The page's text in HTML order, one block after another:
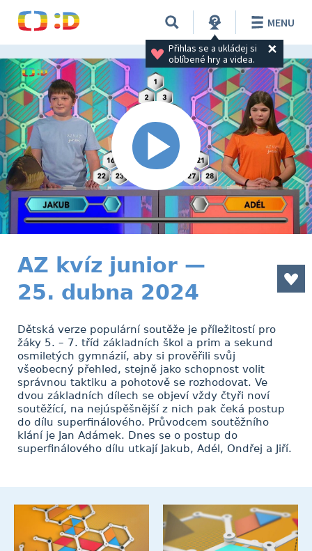
Přihlas se a ukládej si
oblíbené hry a videa.
MENU
AZ kvíz junior —
25. dubna 2024
Dětská verze populární soutěže je příležitostí pro
žáky 5. – 7. tříd základních škol a prim a sekund
osmiletých gymnázií, aby si prověřili svůj
všeobecný přehled, stejně jako schopnost volit
správnou taktiku a pohotově se rozhodovat. Ve
dvou základních dílech se objeví vždy čtyři noví
soutěžící, na nejúspěšnější z nich pak čeká postup
do dílu superfinálového. Průvodcem soutěžního
klání je Jan Adámek. Dnes se o postup do
superfinálového dílu utkají Jakub, Adél, Ondřej a Jiří.